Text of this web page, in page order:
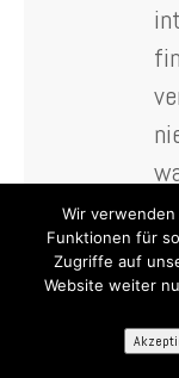
Wir
Funktionen für
Zugriffe auf
Website weiter